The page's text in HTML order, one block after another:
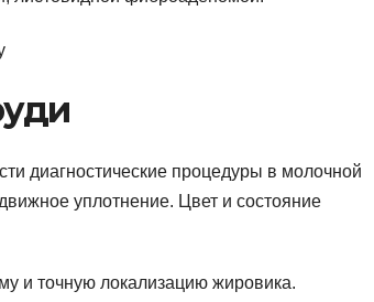
диагностические процедуры в молочной
уплотнение. Цвет и состояние
и точную локализацию жировика.